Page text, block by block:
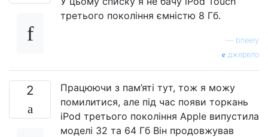
третього покоління ємністю 8 Гб.
bneely
джерело
2
Працюючи з пам’яті тут, тож я можу
помилитися, але під час появи торкань
iPod третього покоління Apple випустила
моделі 32 та 64 Гб Він продовжував